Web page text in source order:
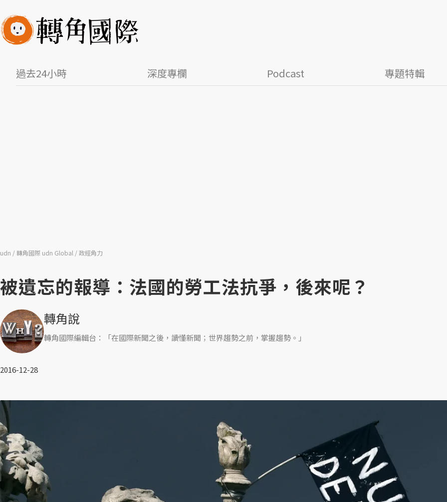
過去24小時 深度專欄 Podcast 專題特輯
udn 轉角國際 udn Global 政經角力
被遺忘的報導：法國的勞工法抗爭，後來呢？
轉角說
轉角國際編輯台：「在國際新聞之後，讀懂新聞；世界趨勢之前，掌握趨勢。」
2016-12-28